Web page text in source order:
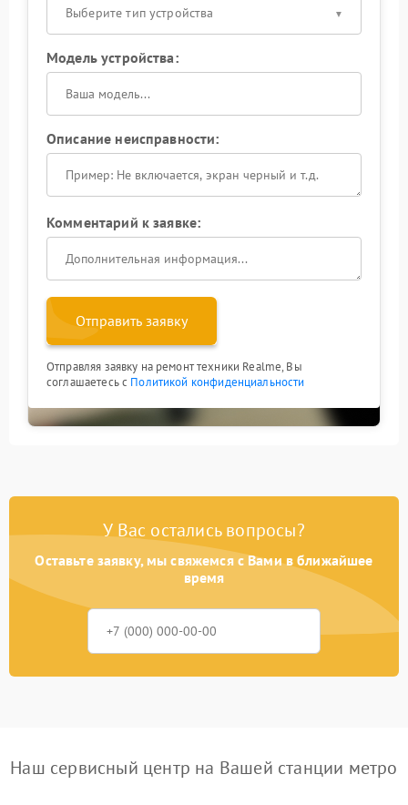
Выберите тип устройства
Модель устройства:
Описание неисправности:
Комментарий к заявке:
Отправить заявку
Отправляя заявку на ремонт техники Realme, Вы
соглашаетесь с Политикой конфиденциальности
У Вас остались вопросы?
Оставьте заявку, мы свяжемся с Вами в ближайшее
время
Наш сервисный центр на Вашей станции метро